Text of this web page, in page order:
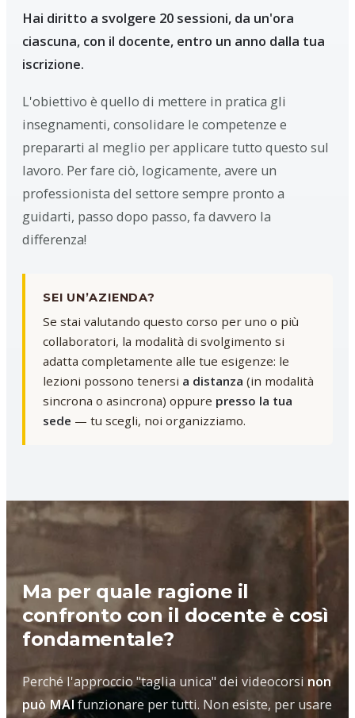
Hai diritto a svolgere 20 sessioni, da un'ora
ciascuna, con il docente, entro un anno dalla tua
iscrizione.
L'obiettivo è quello di mettere in pratica gli
insegnamenti, consolidare le competenze e
prepararti al meglio per applicare tutto questo sul
lavoro. Per fare ciò, logicamente, avere un
professionista del settore sempre pronto a
guidarti, passo dopo passo, fa davvero la
differenza!
SEI UN’AZIENDA?
Se stai valutando questo corso per uno o più
collaboratori, la modalità di svolgimento si
adatta completamente alle tue esigenze: le
lezioni possono tenersi a distanza (in modalità
sincrona o asincrona) oppure presso la tua
sede — tu scegli, noi organizziamo.
Ma per quale ragione il
confronto con il docente è così
fondamentale?
Perché l'approccio "taglia unica" dei videocorsi non
può MAI funzionare per tutti. Non esiste, per usare